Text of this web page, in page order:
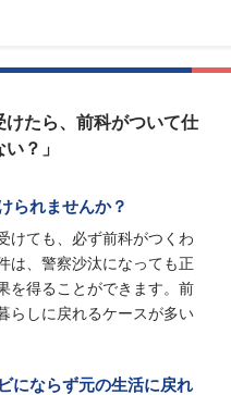
けたら、前科がついて仕
？」
られませんか？
けても、必ず前科がつくわ
は、警察沙汰になっても正
を得ることができます。前
らしに戻れるケースが多い
にならず元の生活に戻れ